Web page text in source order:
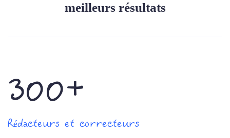
meilleurs résultats
300+
Rédacteurs et correcteurs